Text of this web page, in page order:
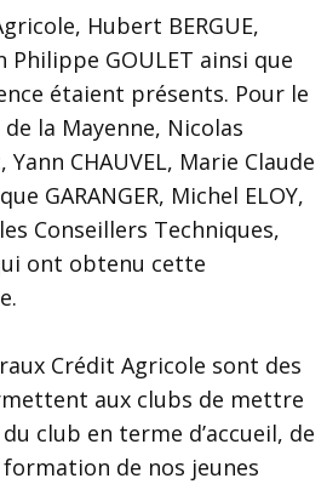
Hubert BERGUE,
Philippe GOULET ainsi que
étaient présents. Pour le
la Mayenne, Nicolas
CHAUVEL, Marie Claude
GARANGER, Michel ELOY,
Conseillers Techniques,
ont obtenu cette
Crédit Agricole sont des
aux clubs de mettre
club en terme d’accueil, de
de nos jeunes